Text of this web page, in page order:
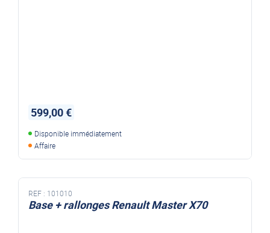
599,00 €
Disponible immédiatement
Affaire
REF : 101010
Base + rallonges Renault Master X70